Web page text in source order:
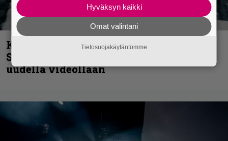
Kunnianosoitus hyiselle Pohjolalle –
Shining hyppäsi keskelle kinoksia
uudella videollaan
Hyväksyn kaikki
Omat valintani
Tietosuojakäytäntömme